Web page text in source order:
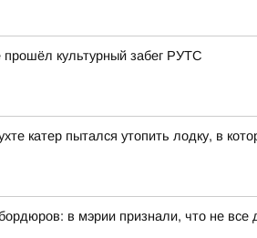
прошёл культурный забег РУТС
катер пытался утопить лодку, в
в мэрии признали, что не все